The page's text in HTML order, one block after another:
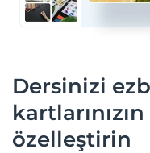
Dersinizi
özelleştirin